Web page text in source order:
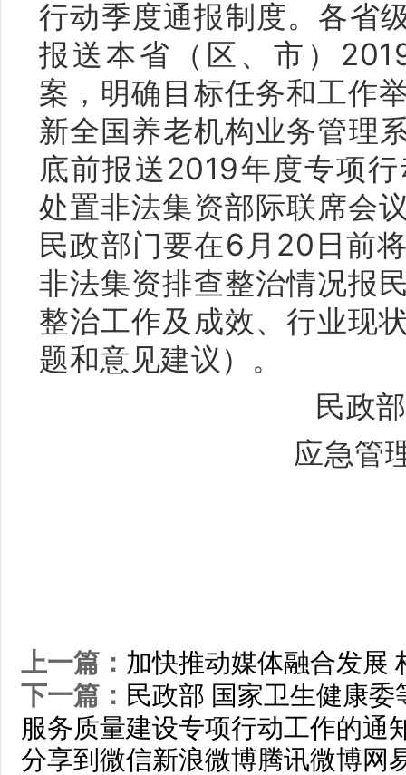
行动季度通报制度。各省
报送本省（区、市）
案，明确目标任务和工作
新全国养老机构业务管理
底前报送2019年度专项
处置非法集资部际联席会
民政部门要在6月20日前
非法集资排查整治情况报
整治工作及成效、行业现
题和意见建议）。
民
应急
上一篇： 加快推动媒体融合发展
下一篇： 民政部 国家卫生健康
服务质量建设专项行动工作的通
分享到 微信新浪微博腾讯微博网